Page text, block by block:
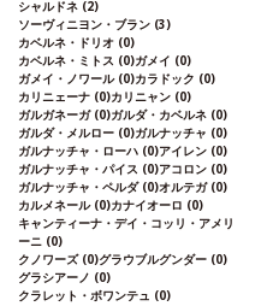
シャルドネ (2)
ソーヴィニヨン・ブラン (3)
カベルネ・ドリオ (0)
カベルネ・ミトス (0)ガメイ (0)
ガメイ・ノワール (0)カラドック (0)
カリニェーナ (0)カリニャン (0)
ガルガネーガ (0)ガルダ・カベルネ (0)
ガルダ・メルロー (0)ガルナッチャ (0)
ガルナッチャ・ローハ (0)アイレン (0)
ガルナッチャ・パイス (0)アコロン (0)
ガルナッチャ・ペルダ (0)オルテガ (0)
カルメネール (0)カナイオーロ (0)
キャンティーナ・デイ・コッリ・アメリ
ーニ (0)
クノワーズ (0)グラウブルグンダー (0)
グラシアーノ (0)
クラレット・ボワンテュ (0)